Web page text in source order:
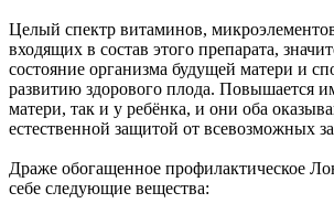
Целый спектр витаминов,
входящих в состав этого препарата,
состояние организма будущей матери и
развитию здорового плода. Повышается
матери, так и у ребёнка, и они оба
естественной защитой от всевозможных
Драже обогащенное профилактическое
себе следующие вещества: